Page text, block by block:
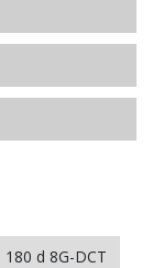
180 d 8G-DCT